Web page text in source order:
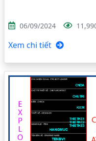
06/09/2024
Xem chi tiết